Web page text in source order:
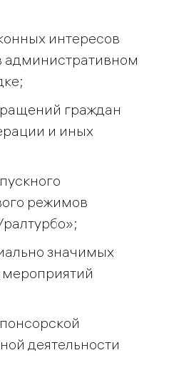
интересов
административном
граждан
и иных
режимов
значимых
деятельности